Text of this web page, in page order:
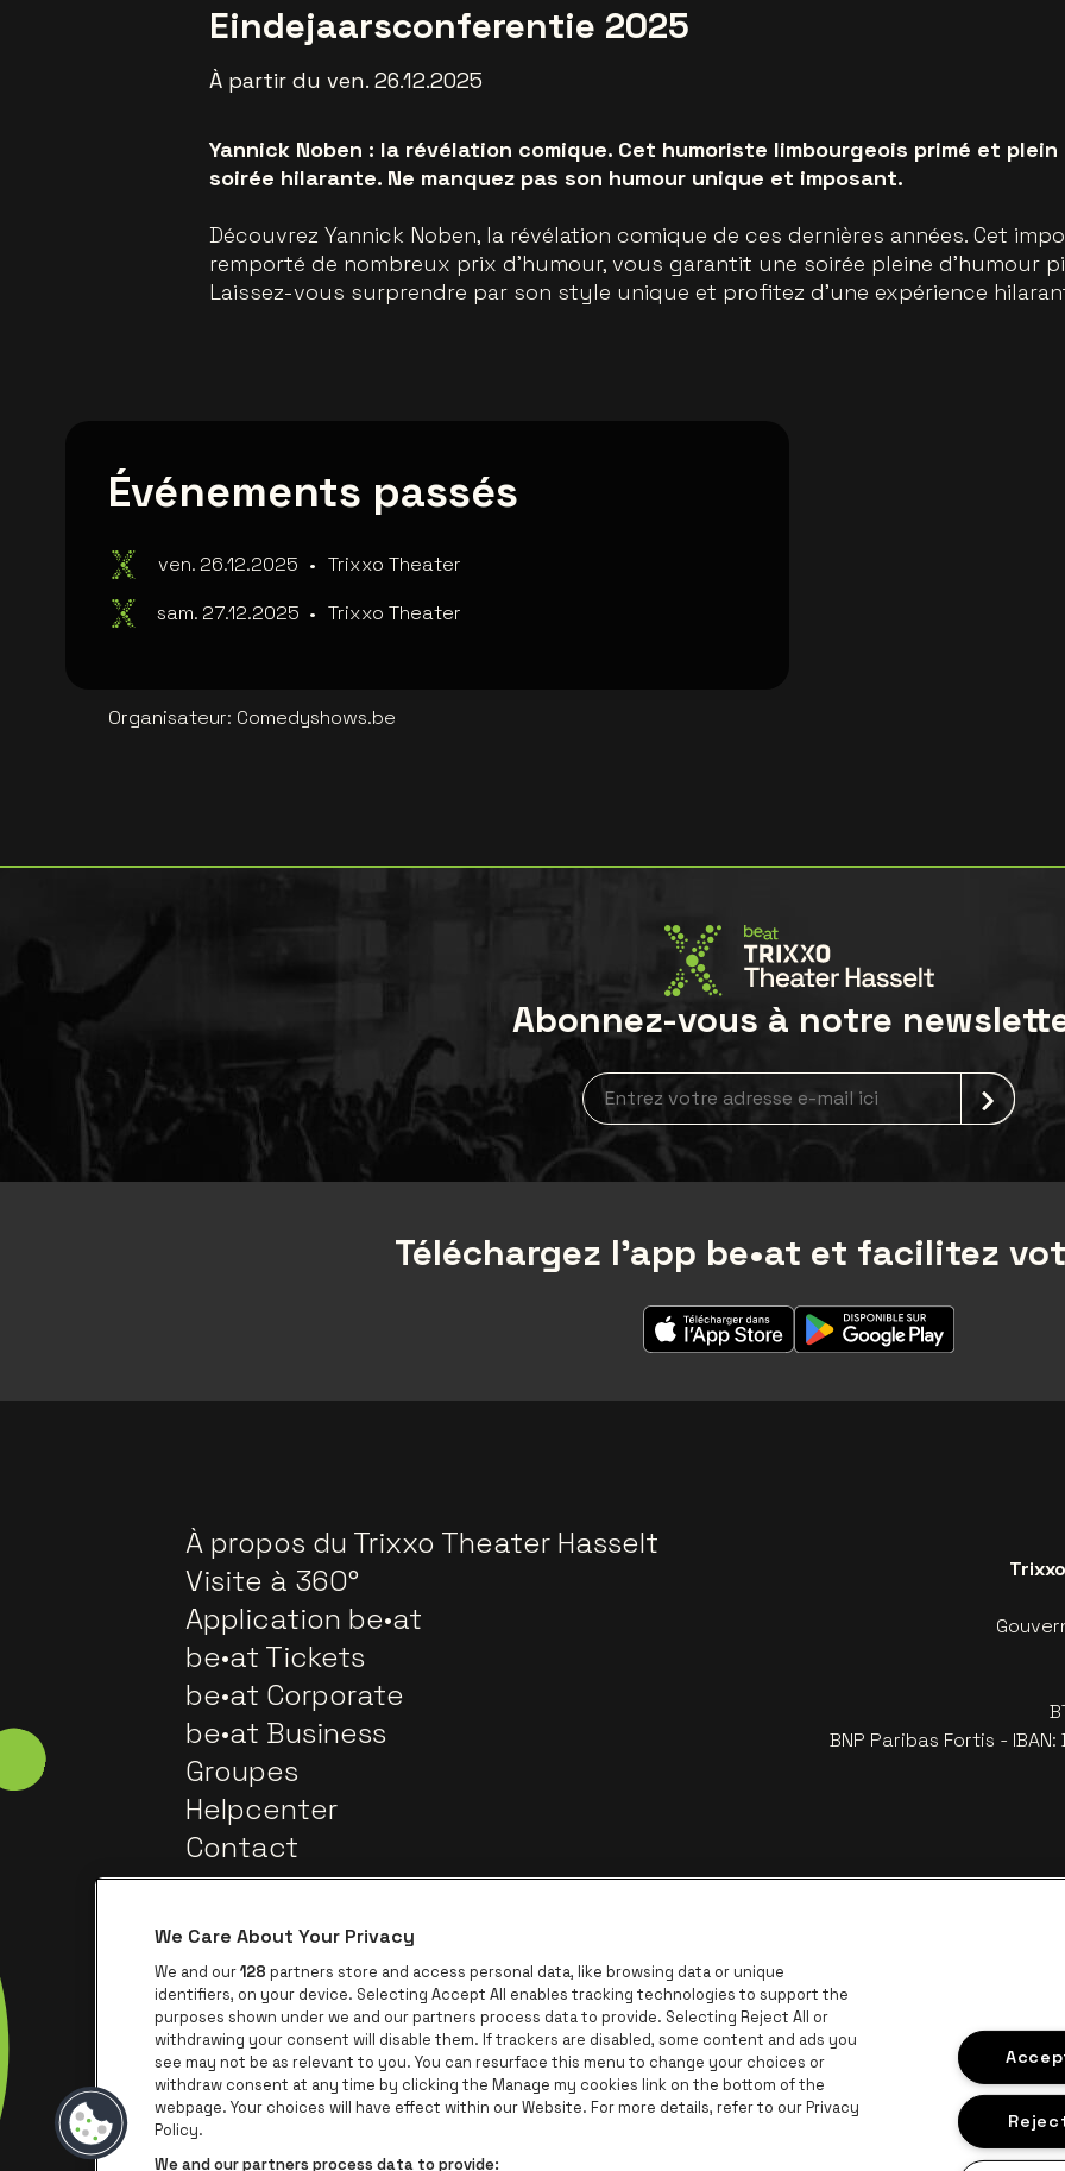
Eindejaarsconferentie 2025
À partir du ven. 26.12.2025
Yannick Noben : la révélation comique. Cet humoriste limbourgeois primé et
soirée hilarante. Ne manquez pas son humour unique et imposant.
Découvrez Yannick Noben, la révélation comique de ces dernières années. Cet
remporté de nombreux prix d'humour, vous garantit une soirée pleine d'humour
Laissez-vous surprendre par son style unique et profitez d'une expérience
Événements passés
ven. 26.12.2025 • Trixxo Theater
sam. 27.12.2025 • Trixxo Theater
Organisateur: Comedyshows.be
Abonnez-vous à notre
Inscription à la newsletter
Téléchargez l'app be•at et facilitez
À propos du Trixxo Theater Hasselt
Visite à 360°
Application be•at
be•at Tickets
be•at Corporate
be•at Business
Groupes
Helpcenter
Contact
BNP Paribas Fortis -
Visitez le site de Trixxo Visitez le site de Europcar Visitez le site de Voka Limburg
Visitez le site de Jupiler
Visitez le site de Champagne Pommery
Visitez le site de Le logo Jameson en blanc cassé
Visitez le site de Le logo Lillet en
Visitez
We Care About Your Privacy
We and our128 partners store and access personal data, like browsing data or unique
identifiers, on your device. Selecting Accept All enables tracking technologies to support the
purposes shown under we and our partners process data to provide. Selecting Reject All or
withdrawing your consent will disable them. If trackers are disabled, some content and ads you
see may not be as relevant to you. You can resurface this menu to change your choices or
withdraw consent at any time by clicking the Manage my cookies link on the bottom of the
webpage. Your choices will have effect within our Website. For more details, refer to our Privacy
Policy.
We and our partners process data to provide: